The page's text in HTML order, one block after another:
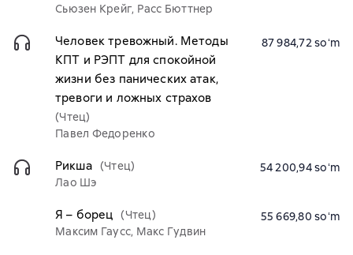
Сьюзен Крейг, Расс Бюттнер
Человек тревожный. Методы
КПТ и РЭПТ для спокойной
жизни без панических атак,
тревоги и ложных страхов
(Чтец)
Павел Федоренко
87 984,72 soʻm
Рикша (Чтец)
Лао Шэ
54 200,94 soʻm
Я – борец (Чтец)
Максим Гаусс, Макс Гудвин
55 669,80 soʻm